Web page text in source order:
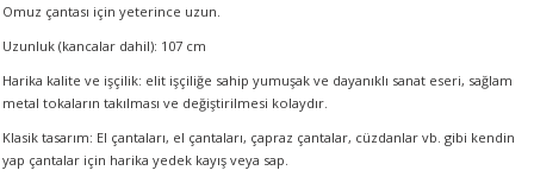
Omuz çantası için yeterince uzun.
Uzunluk (kancalar dahil): 107 cm
Harika kalite ve işçilik: elit işçiliğe sahip yumuşak ve dayanıklı sanat eseri, sağlam
metal tokaların takılması ve değiştirilmesi kolaydır.
Klasik tasarım: El çantaları, el çantaları, çapraz çantalar, cüzdanlar vb. gibi kendin
yap çantalar için harika yedek kayış veya sap.